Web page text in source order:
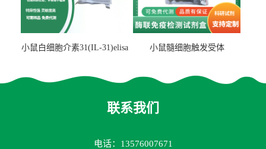
小鼠白细胞介素31(IL-31)elisa
小鼠髓细胞触发受体
联系我们
电话：13576007671